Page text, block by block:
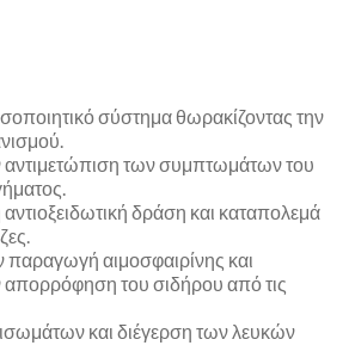
σύστημα θωρακίζοντας την
αντιμετώπιση των συμπτωμάτων του
αντιοξειδωτική δράση και καταπολεμά
παραγωγή αιμοσφαιρίνης και
απορρόφηση του σιδήρου από τις
και διέγερση των λευκών